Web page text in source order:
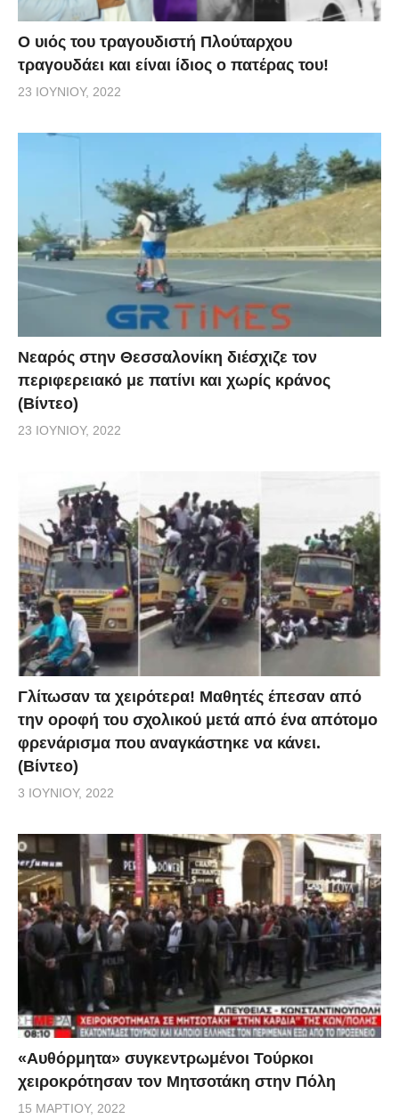
O υιός του τραγουδιστή Πλούταρχου
τραγουδάει και είναι ίδιος ο πατέρας του!
23 ΙΟΥΝΊΟΥ, 2022
Νεαρός στην Θεσσαλονίκη διέσχιζε τον
περιφερειακό με πατίνι και χωρίς κράνος
(Βίντεο)
23 ΙΟΥΝΊΟΥ, 2022
Γλίτωσαν τα χειρότερα! Μαθητές έπεσαν από
την οροφή του σχολικού μετά από ένα απότομο
φρενάρισμα που αναγκάστηκε να κάνει.
(Βίντεο)
3 ΙΟΥΝΊΟΥ, 2022
«Αυθόρμητα» συγκεντρωμένοι Τούρκοι
χειροκρότησαν τον Μητσοτάκη στην Πόλη
15 ΜΑΡΤΊΟΥ, 2022